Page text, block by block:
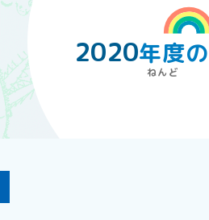
2020年度の